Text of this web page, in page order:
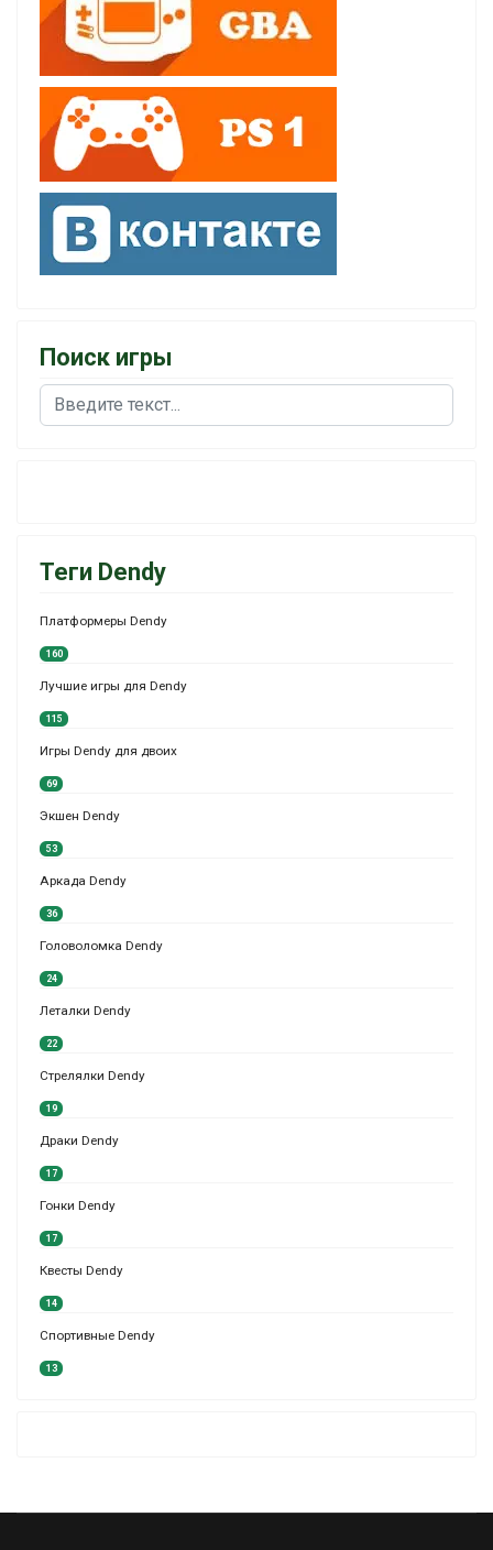
Поиск игры
Поиск
Теги Dendy
Платформеры Dendy
160
Лучшие игры для Dendy
115
Игры Dendy для двоих
69
Экшен Dendy
53
Аркада Dendy
36
Головоломка Dendy
24
Леталки Dendy
22
Стрелялки Dendy
19
Драки Dendy
17
Гонки Dendy
17
Квесты Dendy
14
Спортивные Dendy
13